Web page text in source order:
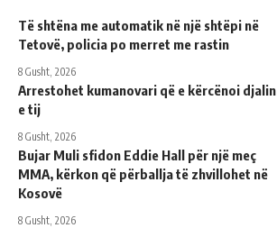
Të shtëna me automatik në një shtëpi në
Tetovë, policia po merret me rastin
8 Gusht, 2026
Arrestohet kumanovari që e kërcënoi djalin
e tij
8 Gusht, 2026
Bujar Muli sfidon Eddie Hall për një meç
MMA, kërkon që përballja të zhvillohet në
Kosovë
8 Gusht, 2026